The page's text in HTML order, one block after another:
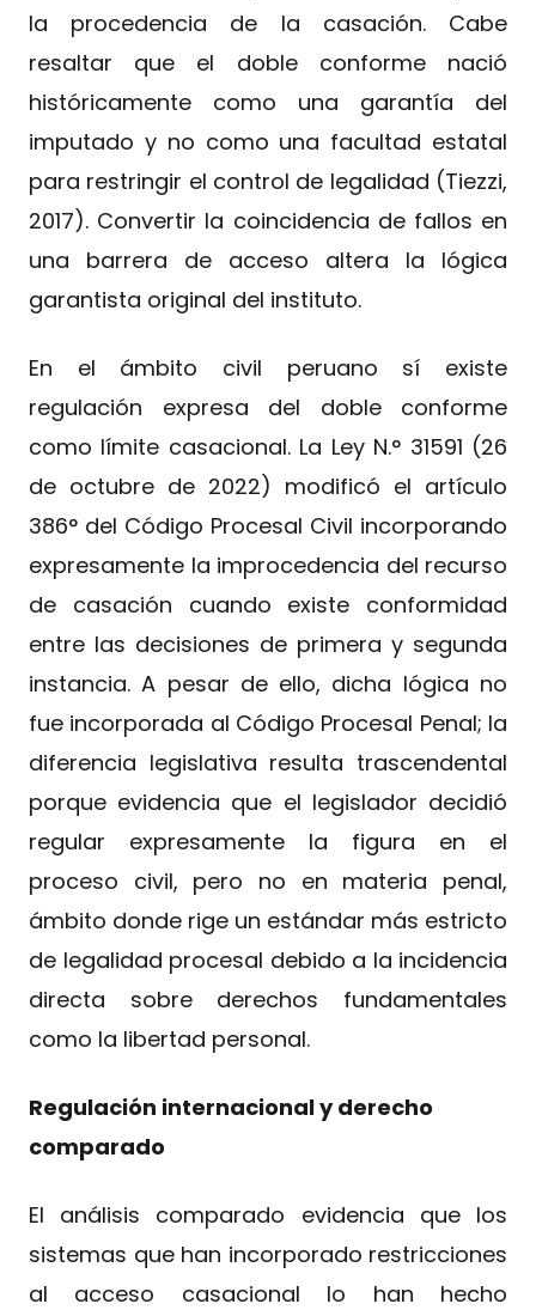
la procedencia de la casación. Cabe
resaltar que el doble conforme nació
históricamente como una garantía del
imputado y no como una facultad estatal
para restringir el control de legalidad (Tiezzi,
2017). Convertir la coincidencia de fallos en
una barrera de acceso altera la lógica
garantista original del instituto.
En el ámbito civil peruano sí existe
regulación expresa del doble conforme
como límite casacional. La Ley N.° 31591 (26
de octubre de 2022) modificó el artículo
386° del Código Procesal Civil incorporando
expresamente la improcedencia del recurso
de casación cuando existe conformidad
entre las decisiones de primera y segunda
instancia. A pesar de ello, dicha lógica no
fue incorporada al Código Procesal Penal; la
diferencia legislativa resulta trascendental
porque evidencia que el legislador decidió
regular expresamente la figura en el
proceso civil, pero no en materia penal,
ámbito donde rige un estándar más estricto
de legalidad procesal debido a la incidencia
directa sobre derechos fundamentales
como la libertad personal.
Regulación internacional y derecho
comparado
El análisis comparado evidencia que los
sistemas que han incorporado restricciones
al acceso casacional lo han hecho